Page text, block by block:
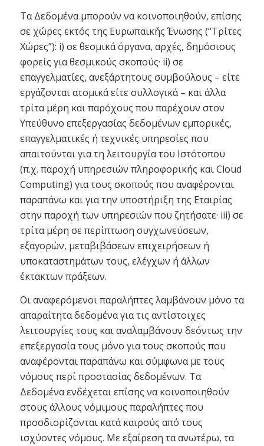
Τα Δεδομένα μπορούν να κοινοποιηθούν, επίσης
σε χώρες εκτός της Ευρωπαϊκής Ένωσης (“Τρίτες
Χώρες”): i) σε θεσμικά όργανα, αρχές, δημόσιους
φορείς για θεσμικούς σκοπούς· ii) σε
επαγγελματίες, ανεξάρτητους συμβούλους – είτε
εργάζονται ατομικά είτε συλλογικά – και άλλα
τρίτα μέρη και παρόχους που παρέχουν στον
Υπεύθυνο επεξεργασίας δεδομένων εμπορικές,
επαγγελματικές ή τεχνικές υπηρεσίες που
απαιτούνται για τη λειτουργία του Ιστότοπου
(π.χ. παροχή υπηρεσιών πληροφορικής και Cloud
Computing) για τους σκοπούς που αναφέρονται
παραπάνω και για την υποστήριξη της Εταιρίας
στην παροχή των υπηρεσιών που ζητήσατε· iii) σε
τρίτα μέρη σε περίπτωση συγχωνεύσεων,
εξαγορών, μεταβιβάσεων επιχειρήσεων ή
υποκαταστημάτων τους, ελέγχων ή άλλων
έκτακτων πράξεων.
Οι αναφερόμενοι παραλήπτες λαμβάνουν μόνο τα
απαραίτητα δεδομένα για τις αντίστοιχες
λειτουργίες τους και αναλαμβάνουν δεόντως την
επεξεργασία τους μόνο για τους σκοπούς που
αναφέρονται παραπάνω και σύμφωνα με τους
νόμους περί προστασίας δεδομένων. Τα
Δεδομένα ενδέχεται επίσης να κοινοποιηθούν
στους άλλους νόμιμους παραλήπτες που
προσδιορίζονται κατά καιρούς από τους
ισχύοντες νόμους. Με εξαίρεση τα ανωτέρω, τα